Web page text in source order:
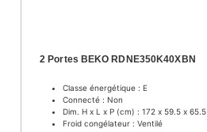
2 Portes BEKO RDNE350K40XBN
Classe énergétique : E
Connecté : Non
Dim. H x L x P (cm) : 172 x 59.5 x 65.5
Froid congélateur : Ventilé